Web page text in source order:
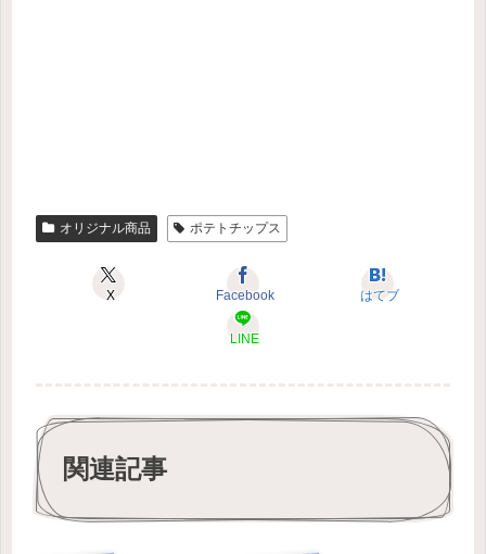
オリジナル商品 ポテトチップス
X Facebook はてブ
LINE
関連記事